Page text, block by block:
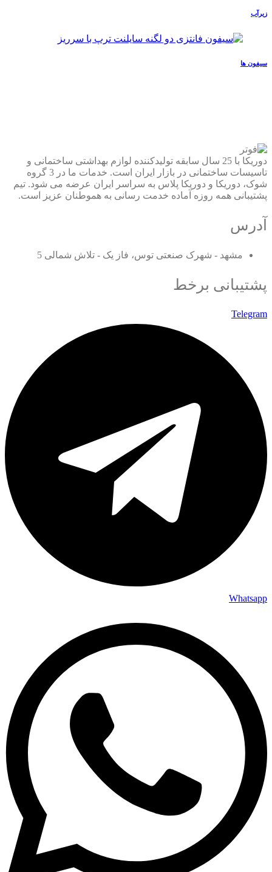
زیرآب
سیفون ها
دوریکا با 25 سال سابقه تولیدکننده لوازم بهداشتی ساختمانی و
تاسیسات ساختمانی در بازار ایران است. خدمات ما در 3 گروه
شوک، دوریکا و دوریکا پلاس به سراسر ایران عرضه می شود. تیم
پشتیبانی همه روزه آماده خدمت رسانی به هموطنان عزیز است.
آدرس
مشهد - شهرک صنعتی توس، فاز یک - تلاش شمالی 5
پشتیبانی برخط
Telegram
Whatsapp